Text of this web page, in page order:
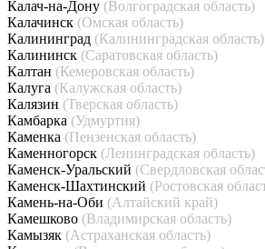
Калач-на-Дону (Волгоградская область)
Калачинск (Омская область)
Калининград (Калининградская область)
Калининск (Саратовская область)
Калтан (Кемеровская область)
Калуга (Калужская область)
Калязин (Тверская область)
Камбарка (Удмуртия)
Каменка (Пензенская область)
Каменногорск (Ленинградская область)
Каменск-Уральский (Свердловская
Каменск-Шахтинский (Ростовская
Камень-на-Оби (Алтайский край)
Камешково (Владимирская область)
Камызяк (Астраханская область)